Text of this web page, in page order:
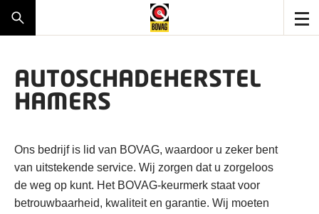
AUTOSCHADEHERSTEL
HAMERS
Ons bedrijf is lid van BOVAG, waardoor u zeker bent
van uitstekende service. Wij zorgen dat u zorgeloos
de weg op kunt. Het BOVAG-keurmerk staat voor
betrouwbaarheid, kwaliteit en garantie. Wij moeten